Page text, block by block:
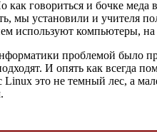
как говориться и бочке меда
мы установили и учителя
используют компьютеры,
проблемой было
И опять как всегда
это не темный лес, а